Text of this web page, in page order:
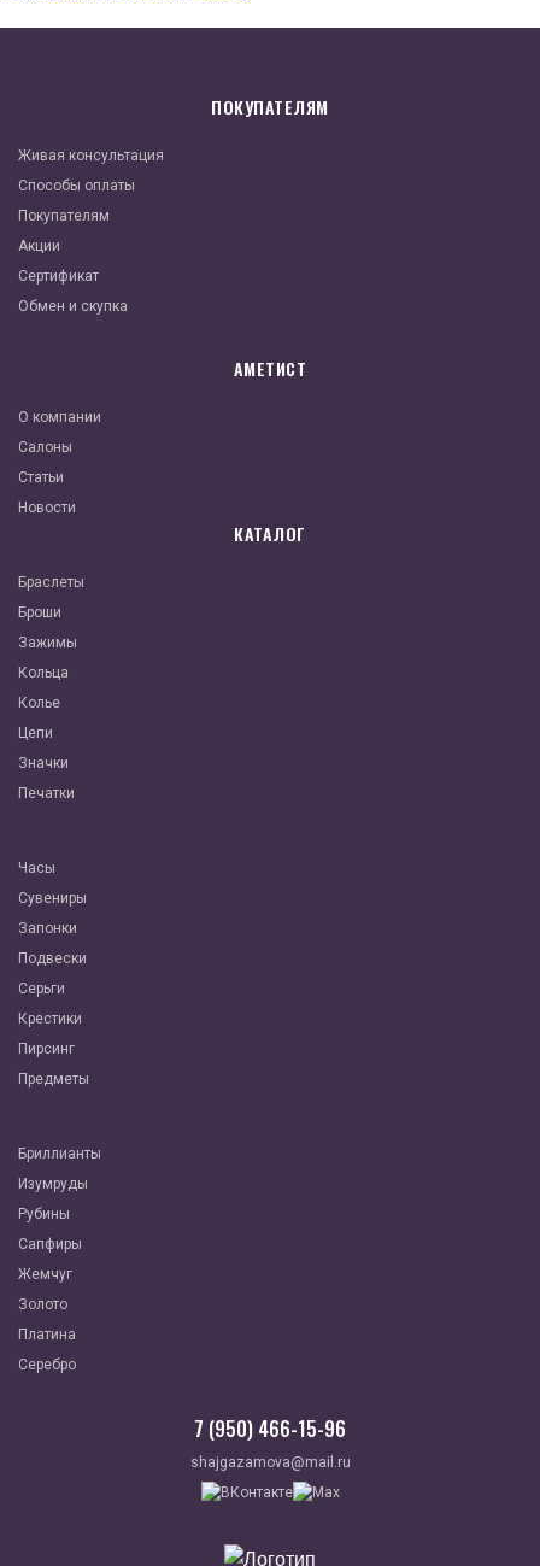
ПОКУПАТЕЛЯМ
Живая консультация
Способы оплаты
Покупателям
Акции
Сертификат
Обмен и скупка
АМЕТИСТ
О компании
Салоны
Статьи
Новости
КАТАЛОГ
Браслеты
Броши
Зажимы
Кольца
Колье
Цепи
Значки
Печатки
Часы
Сувениры
Запонки
Подвески
Серьги
Крестики
Пирсинг
Предметы
Бриллианты
Изумруды
Рубины
Сапфиры
Жемчуг
Золото
Платина
Серебро
7 (950) 466-15-96
shajgazamova@mail.ru